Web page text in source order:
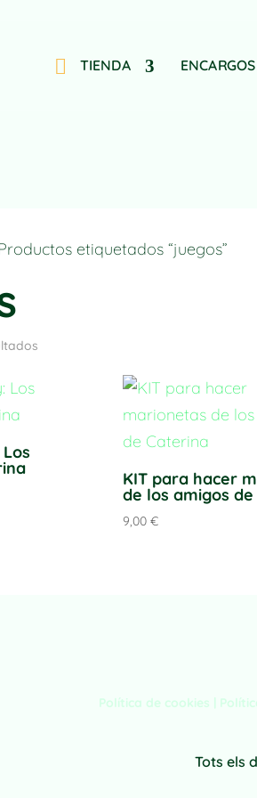
TIENDA ENCARGOS
etiquetados “juegos”
KIT para hacer
de los amigos
9,00€
Política de cookies |
Tots els